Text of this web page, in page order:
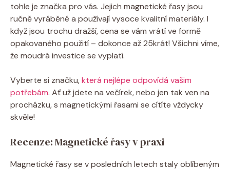
tohle je značka pro vás. Jejich magnetické řasy jsou
ručně vyráběné a používají vysoce kvalitní materiály. I
když jsou trochu dražší, cena se vám vrátí ve formě
opakovaného použití – dokonce až 25krát! Všichni víme,
že moudrá investice se vyplatí.
Vyberte si značku,která nejlépe odpovídá vašim
potřebám. Ať už jdete na večírek, nebo jen tak ven na
procházku, s magnetickými řasami se cítíte vždycky
skvěle!
Recenze: Magnetické řasy v praxi
Magnetické řasy se v posledních letech staly oblíbeným